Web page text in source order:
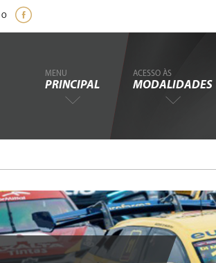
MENU
PRINCIPAL
ACESSO ÀS
MODALIDADES